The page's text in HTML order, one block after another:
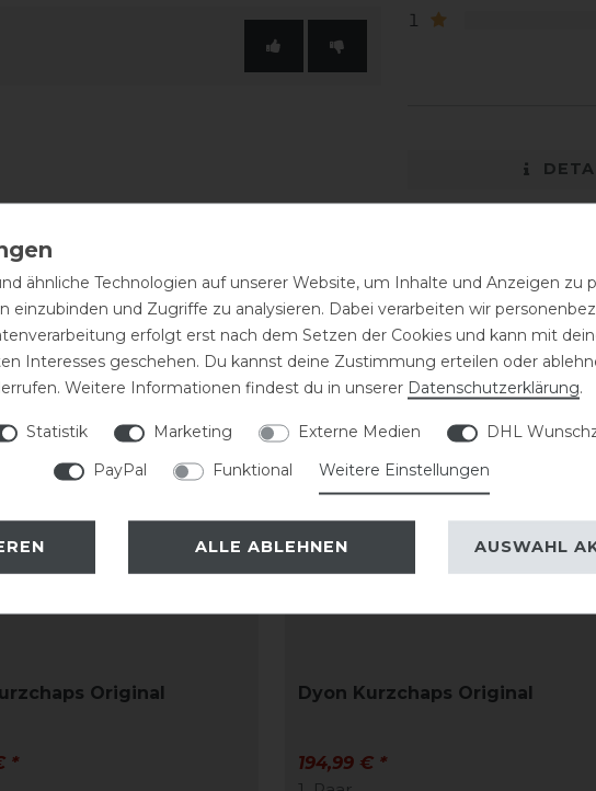
1
Original
*
Dyon Kurzchaps Original
194,99 € *
ähnliche Technologien auf unserer Website, um Inhalte und Anzeigen zu
einzubinden und Zugriffe zu analysieren. Dabei verarbeiten wir
erfolgt erst nach dem Setzen der Cookies und kann mit
Interesses geschehen. Du kannst deine Zustimmung erteilen oder
Weitere Informationen findest du in unserer Daten­schutz­erklärung.
Statistik Marketing Externe Medien
DHL
PayPal
Funktional Weitere Einstellungen
ALLE ABLEHNEN AUSWAHL